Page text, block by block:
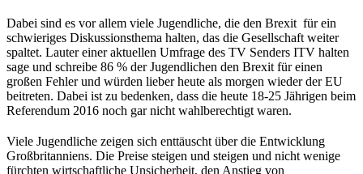
Dabei sind es vor allem viele Jugendliche, die den Brexit für ein
schwieriges Diskussionsthema halten, das die Gesellschaft weiter
spaltet. Lauter einer aktuellen Umfrage des TV Senders ITV halten
sage und schreibe 86 % der Jugendlichen den Brexit für einen
großen Fehler und würden lieber heute als morgen wieder der EU
beitreten. Dabei ist zu bedenken, dass die heute 18-25 Jährigen beim
Referendum 2016 noch gar nicht wahlberechtigt waren.
Viele Jugendliche zeigen sich enttäuscht über die Entwicklung
Großbritanniens. Die Preise steigen und steigen und nicht wenige
fürchten wirtschaftliche Unsicherheit, den Anstieg von